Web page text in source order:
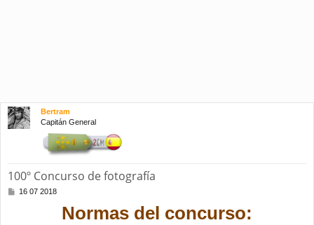
Bertram
Capitán General
100º Concurso de fotografía
M16 07 2018
Normas del concurso: